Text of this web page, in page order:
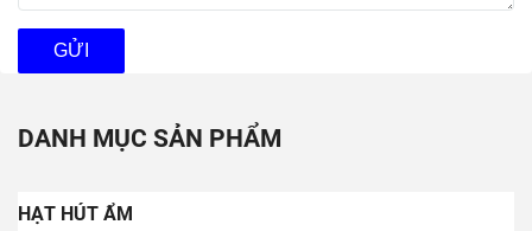
GỬI
DANH MỤC SẢN PHẨM
HẠT HÚT ẨM